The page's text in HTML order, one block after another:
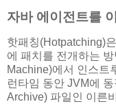
자바 에이전트를
핫패칭(Hotpatching)
에 패치를 전개하는
Machine)에서 인스트
런타임 동안 JVM에
Archive) 파일인 이른